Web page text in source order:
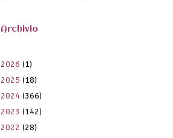
Archivio
2026 (1)
2025 (18)
2024 (366)
2023 (142)
2022 (28)